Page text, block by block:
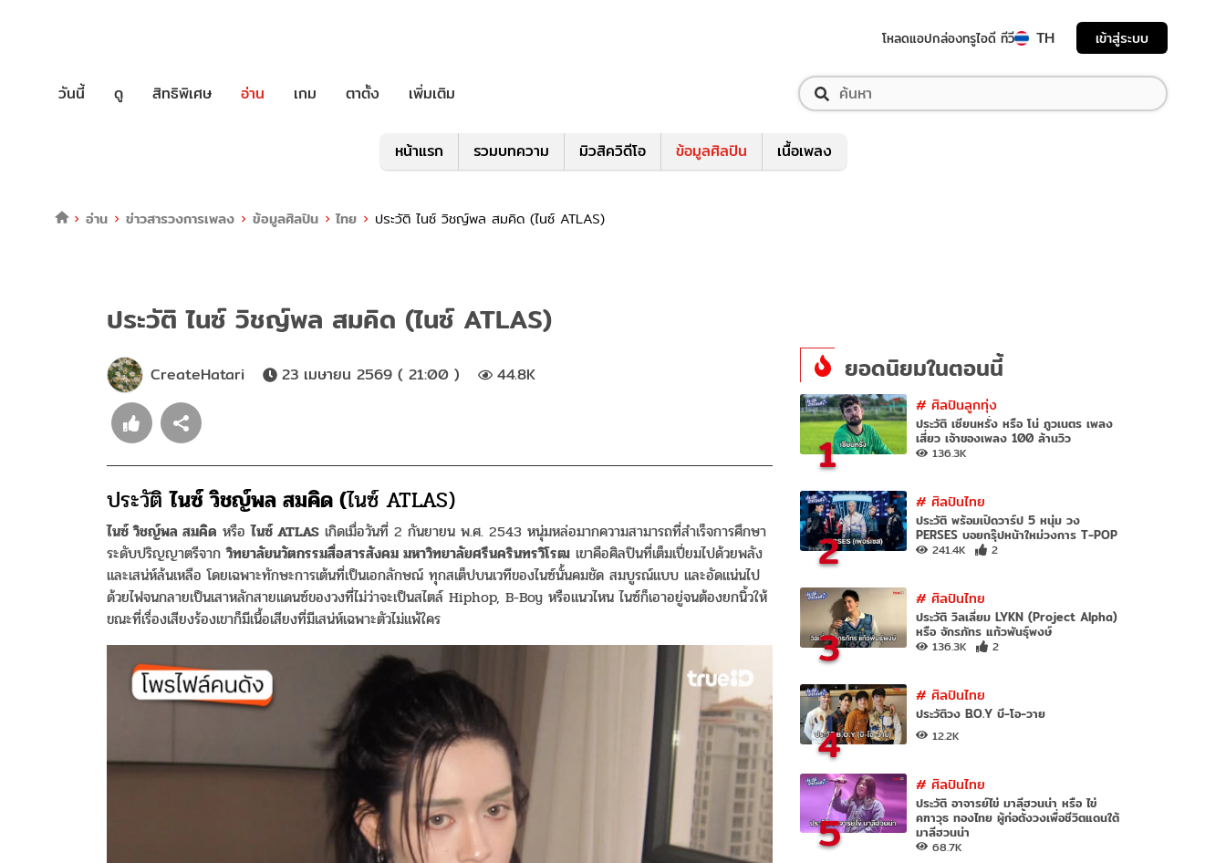
โหลดแอปกล่องทรูไอดี ทีวี TH เข้าสู่ระบบ
วันนี้ ดู สิทธิพิเศษ อ่าน เกม ตาตั้ง เพิ่มเติม
หน้าแรก รวมบทความ มิวสิควิดีโอ ข้อมูลศิลปิน เนื้อเพลง
อ่าน ข่าวสารวงการเพลง ข้อมูลศิลปิน ไทย ประวัติ ไนซ์ วิชญ์พล สมคิด (ไนซ์ ATLAS)
ประวัติ ไนซ์ วิชญ์พล สมคิด (ไนซ์ ATLAS)
CreateHatari 23 เมษายน 2569 ( 21:00 ) 44.8K
ประวัติไนซ์ วิชญ์พล สมคิด (ไนซ์ ATLAS)
ไนซ์ วิชญ์พล สมคิด หรือไนซ์ ATLAS เกิดเมื่อวันที่ 2 กันยายน พ.ศ. 2543 หนุ่มหล่อมากความสามารถที่สำเร็จการศึกษา
ระดับปริญญาตรีจากวิทยาลัยนวัตกรรมสื่อสารสังคม มหาวิทยาลัยศรีนครินทรวิโรฒ เขาคือศิลปินที่เต็มเปี่ยมไปด้วยพลัง
และเสน่ห์ล้นเหลือ โดยเฉพาะทักษะการเต้นที่เป็นเอกลักษณ์ ทุกสเต็ปบนเวทีของไนซ์นั้นคมชัด สมบูรณ์แบบ และอัดแน่นไป
ด้วยไฟจนกลายเป็นเสาหลักสายแดนซ์ของวงที่ไม่ว่าจะเป็นสไตล์ Hiphop, B-Boy หรือแนวไหน ไนซ์ก็เอาอยู่จนต้องยกนิ้วให้
ขณะที่เรื่องเสียงร้องเขาก็มีเนื้อเสียงที่มีเสน่ห์เฉพาะตัวไม่แพ้ใคร
ยอดนิยมในตอนนี้
1
# ศิลปินลูกทุ่ง
ประวัติ เซียนหรั่ง หรือ โน่ ภูวเนตร เพลง
เสี่ยว เจ้าของเพลง 100 ล้านวิว
136.3K
2
# ศิลปินไทย
ประวัติ พร้อมเปิดวาร์ป 5 หนุ่ม วง
PERSES บอยกรุ๊ปหน้าใหม่วงการ T-POP
241.4K 2
3
# ศิลปินไทย
ประวัติ วิลเลี่ยม LYKN (Project Alpha)
หรือ จักรภัทร แก้วพันธุ์พงษ์
136.3K 2
4
# ศิลปินไทย
ประวัติวง B.O.Y บี-โอ-วาย
12.2K
5
# ศิลปินไทย
ประวัติ อาจารย์ไข่ มาลีฮวนน่า หรือ ไข่
คฑาวุธ ทองไทย ผู้ก่อตั้งวงเพื่อชีวิตแดนใต้
มาลีฮวนน่า
68.7K